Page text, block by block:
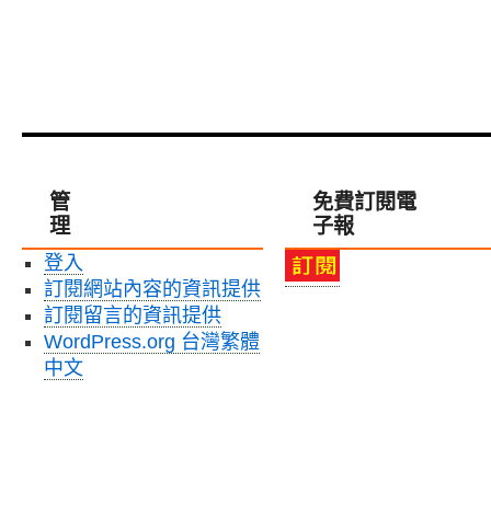
管
理
登入
訂閱網站內容的資訊提供
訂閱留言的資訊提供
WordPress.org 台灣繁體
中文
免費訂閱電
子報